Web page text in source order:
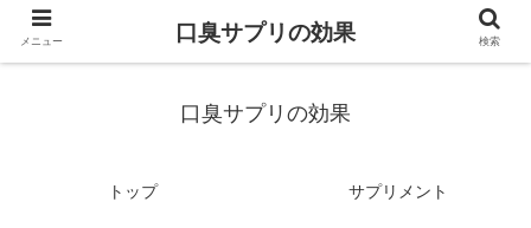
口臭サプリの効果
トップ サプリメント
メニュー 口臭サプリの効果 検索